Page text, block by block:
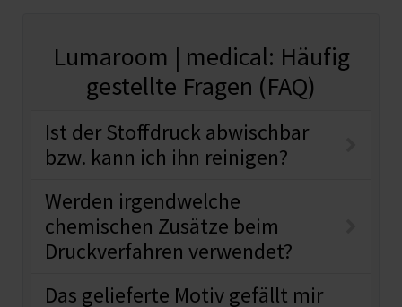
Lumaroom | medical: Häufig
gestellte Fragen (FAQ)
Ist der Stoffdruck abwischbar
bzw. kann ich ihn reinigen?
Werden irgendwelche
chemischen Zusätze beim
Druckverfahren verwendet?
Das gelieferte Motiv gefällt mir